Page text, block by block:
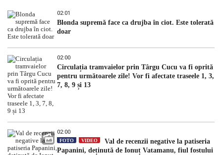
02:01
Blonda supremă face ca drujba în ciot. Este tolerată
doar
02:00
Circulația tramvaielor prin Târgu Cucu va fi oprită
pentru următoarele zile! Vor fi afectate traseele 1, 3,
7, 8, 9 și 13
02:00
FOTO VIDEO
Val de recenzii negative la patiseria
Papanini, deținută de Ionuț Vatamanu, fiul fostului